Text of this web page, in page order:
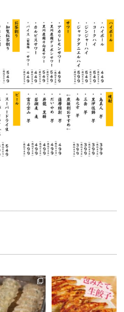
は♪餃子のあか
りです🥟
17時オープン❗️
...
こんにちは♪餃子のあか
りです🥟
本日も元気に営業中で
す👍